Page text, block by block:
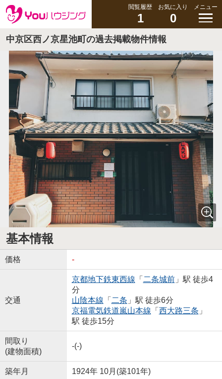
閲覧履歴
1
お気に入り
0
メニュー
中京区西ノ京星池町の過去掲載物件情報
基本情報
価格 -
交通
京都地下鉄東西線 「 二条城前」駅 徒歩4
分
山陰本線 「 二条 」駅 徒歩6分
京福電気鉄道嵐山本線 「 西大路三条 」
駅 徒歩15分
間取り
(建物面積)
-(-)
築年月 1924年 10月(築101年)